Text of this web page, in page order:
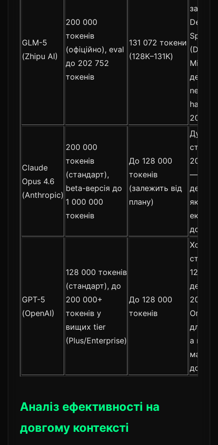
GLM-5
(Zhipu AI)
200 000
токенів
(офіційно), eval
до 202 752
токенів
131 072 токени
(128K–131K)
(DSA).
200K+.
Claude
Opus 4.6
(Anthropic)
200 000
токенів
(стандарт),
beta-версія до
1 000 000
токенів
До 128 000
токенів
(залежить від
плану)
Дуже
200K.
— з
якості
GPT-5
(OpenAI)
128 000 токенів
(стандарт), до
200 000+
токенів у
вищих tier
(Plus/Enterprise)
До 128 000
токенів
128K,
200K+.
для
а не
Аналіз ефективності на
довгому контексті